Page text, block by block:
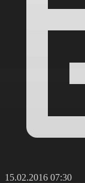
15.02.2016 07:30